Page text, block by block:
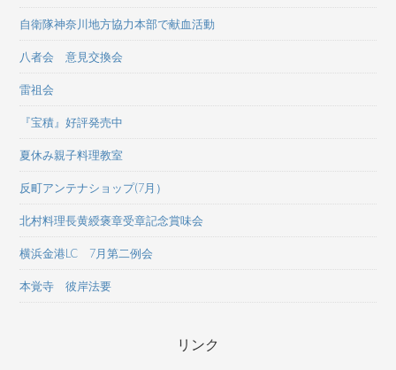
自衛隊神奈川地方協力本部で献血活動
八者会 意見交換会
雷祖会
『宝積』好評発売中
夏休み親子料理教室
反町アンテナショップ(7月）
北村料理長黄綬褒章受章記念賞味会
横浜金港LC 7月第二例会
本覚寺 彼岸法要
リンク